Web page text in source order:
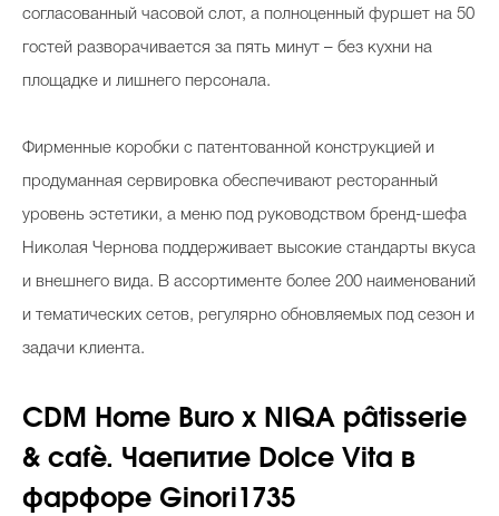
согласованный часовой слот, а полноценный фуршет на 50
гостей разворачивается за пять минут – без кухни на
площадке и лишнего персонала.
Фирменные коробки с патентованной конструкцией и
продуманная сервировка обеспечивают ресторанный
уровень эстетики, а меню под руководством бренд-шефа
Николая Чернова поддерживает высокие стандарты вкуса
и внешнего вида. В ассортименте более 200 наименований
и тематических сетов, регулярно обновляемых под сезон и
задачи клиента.
CDM Home Buro x NIQA pâtisserie
& cafè. Чаепитие Dolce Vita в
фарфоре Ginori1735